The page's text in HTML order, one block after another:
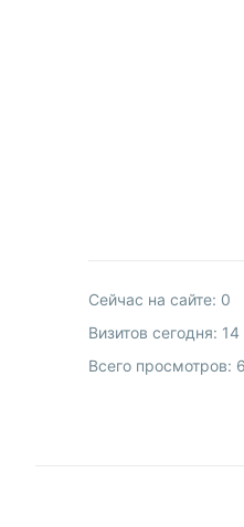
Сейчас на сайте: 0
Визитов сегодня: 14
Всего просмотров: